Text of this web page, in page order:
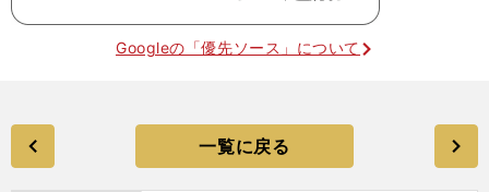
Googleの「優先ソース」について
一覧に戻る